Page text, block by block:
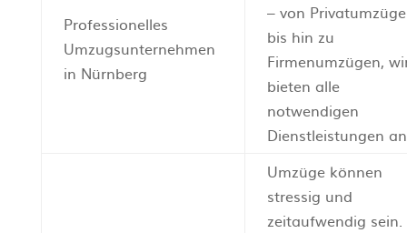
Professionelles
Umzugsunternehmen
in Nürnberg
– von
bis hin zu
Firmenumzügen,
bieten alle
notwendigen
Dienstleistungen
Umzüge können
stressig und
zeitaufwendig sein.